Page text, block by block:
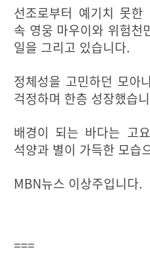
선조로부터 예기치 못
속 영웅 마우이와 위험천
일을 그리고 있습니다.
정체성을 고민하던 모아
걱정하며 한층 성장했습
배경이 되는 바다는 고
석양과 별이 가득한 모습
MBN뉴스 이상주입니다.
===